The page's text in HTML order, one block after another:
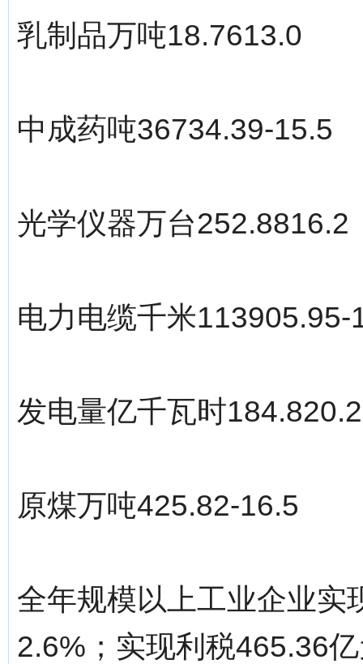
乳制品万吨18.7613.0
中成药吨36734.39-15.5
光学仪器万台252.8816.2
电力电缆千米113905.95-
发电量亿千瓦时184.820.2
原煤万吨425.82-16.5
全年规模以上工业企业实
2.6%；实现利税465.36